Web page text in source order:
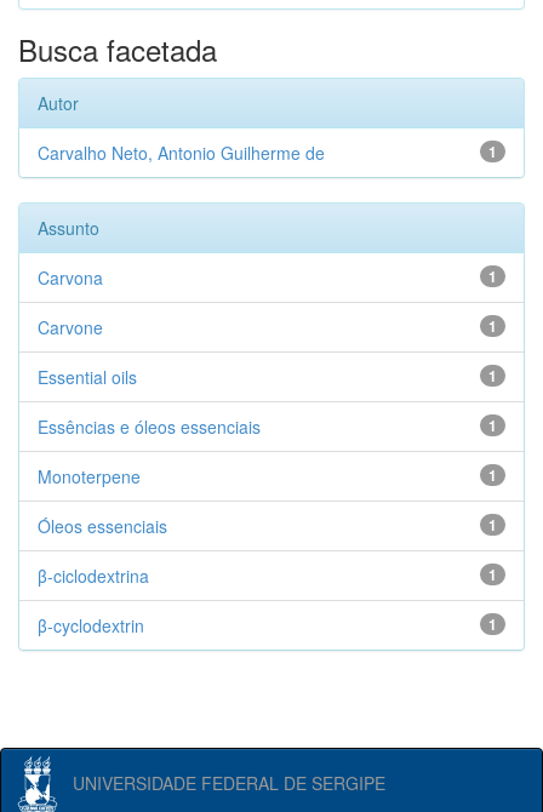
Busca facetada
Autor
1
Carvalho Neto, Antonio Guilherme de
Assunto
1
Carvona
1
Carvone
1
Essential oils
1
Essências e óleos essenciais
1
Monoterpene
1
Óleos essenciais
1
β-ciclodextrina
1
β-cyclodextrin
UNIVERSIDADE FEDERAL DE SERGIPE